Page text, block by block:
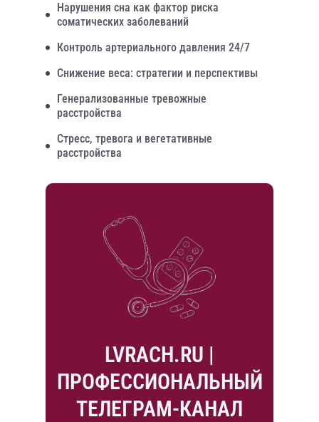
Нарушения сна как фактор риска
соматических заболеваний
Контроль артериального давления 24/7
Снижение веса: стратегии и перспективы
Генерализованные тревожные
расстройства
Стресс, тревога и вегетативные
расстройства
LVRACH.RU |
ПРОФЕССИОНАЛЬНЫЙ
ТЕЛЕГРАМ-КАНАЛ